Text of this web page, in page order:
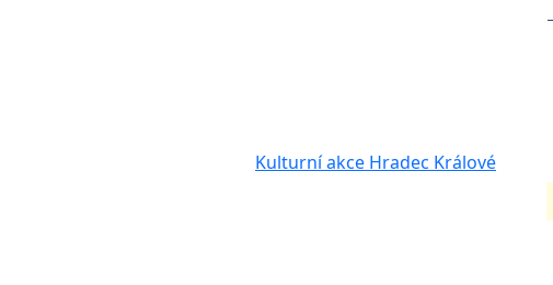
Kulturní akce Hradec Králové